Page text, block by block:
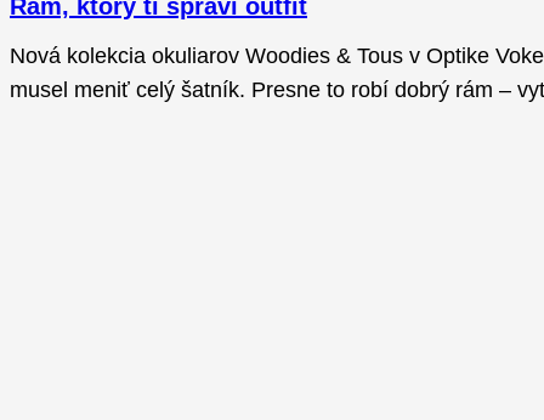
Rám, ktorý ti spraví outfit
Nová kolekcia okuliarov Woodies & Tous v Optike
musel meniť celý šatník. Presne to robí dobrý rám –